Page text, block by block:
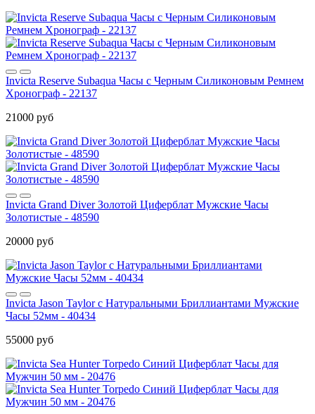
Invicta Reserve Subaqua Часы с Черным Силиконовым Ремнем
Хронограф - 22137
21000 руб
Invicta Grand Diver Золотой Циферблат Мужские Часы
Золотистые - 48590
20000 руб
Invicta Jason Taylor с Натуральными Бриллиантами Мужские
Часы 52мм - 40434
55000 руб